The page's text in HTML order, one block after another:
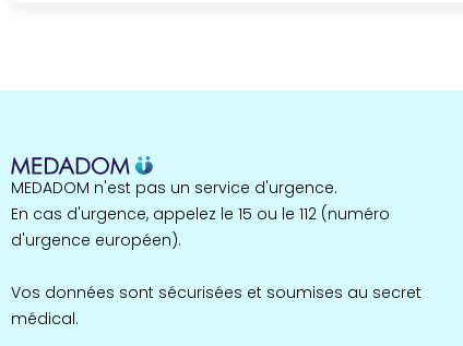
MEDADOM n'est pas un service d'urgence.
En cas d'urgence, appelez le 15 ou le 112 (numéro
d'urgence européen).
Vos données sont sécurisées et soumises au secret
médical.